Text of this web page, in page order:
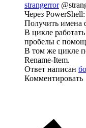
strangerror
Через PowerShell:
Получить имена
В цикле
пробелы с
В том же цикле
Rename-Item.
Ответ написан
Комментировать